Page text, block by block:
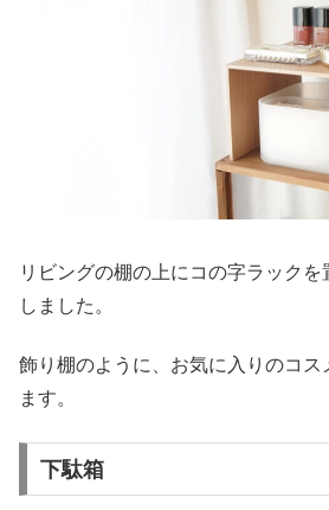
リビングの棚の上にコの字ラック
しました。
飾り棚のように、お気に入りのコス
ます。
下駄箱